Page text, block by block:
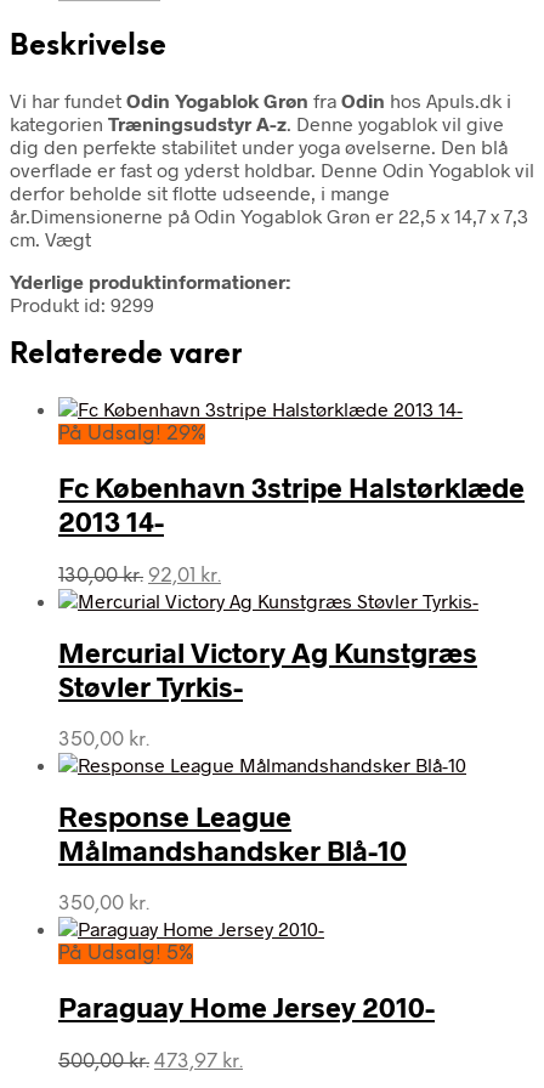
Beskrivelse
Vi har fundet Odin Yogablok Grøn fra Odin hos Apuls.dk i
kategorien Træningsudstyr A-z. Denne yogablok vil give
dig den perfekte stabilitet under yoga øvelserne. Den blå
overflade er fast og yderst holdbar. Denne Odin Yogablok vil
derfor beholde sit flotte udseende, i mange
år.Dimensionerne på Odin Yogablok Grøn er 22,5 x 14,7 x 7,3
cm. Vægt
Yderlige produktinformationer:
Produkt id: 9299
Relaterede varer
På Udsalg! 29%
Fc København 3stripe Halstørklæde
2013 14-
130,00kr. Den
oprindelige
var:
130,00 kr..
92,01 kr.
aktuelle
er:
92,01 kr..
Mercurial Victory Ag Kunstgræs
Støvler Tyrkis-
350,00 kr.
Response League
Målmandshandsker Blå-10
350,00 kr.
På Udsalg! 5%
Paraguay Home Jersey 2010-
500,00kr. Den
473,97 kr.